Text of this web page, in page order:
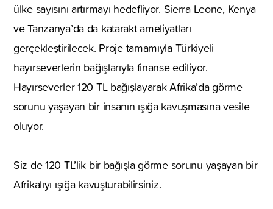
ülke sayısını artırmayı hedefliyor. Sierra Leone, Kenya
ve Tanzanya’da da katarakt ameliyatları
gerçekleştirilecek. Proje tamamıyla Türkiyeli
hayırseverlerin bağışlarıyla finanse ediliyor.
Hayırseverler 120 TL bağışlayarak Afrika’da görme
sorunu yaşayan bir insanın ışığa kavuşmasına vesile
oluyor.
Siz de 120 TL’lik bir bağışla görme sorunu yaşayan bir
Afrikalıyı ışığa kavuşturabilirsiniz.